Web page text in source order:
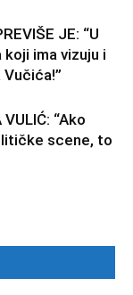
JE: “U
koji ima vizuju i
“Ako
scene, to